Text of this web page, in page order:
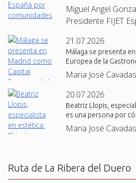
Miguel Angel
Presidente FIJET
21.07.2026
Málaga se presenta
Europea de la
Maria José Cavadas
20.07.2026
Beatriz Llopis,
es una persona por
Maria José Cavadas
Ruta de La Ribera del Duero